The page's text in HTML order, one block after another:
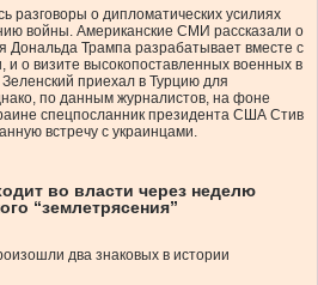
разговоры о дипломатических усилиях
войны. Американские СМИ рассказали о
Дональда Трампа разрабатывает вместе с
и о визите высокопоставленных военных в
приехал в Турцию для
по данным журналистов, на фоне
спецпосланник президента США Стив
встречу с украинцами.
во власти через неделю
“землетрясения”
два знаковых в истории